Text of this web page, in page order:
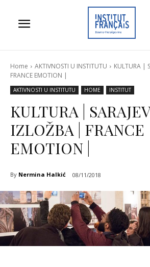
Home AKTIVNOSTI U INSTITUTU
KULTURA |
FRANCE EMOTION |
AKTIVNOSTI U INSTITUTU HOME INSTITUT
KULTURA |
IZLOŽBA | FRANCE
EMOTION |
By Nermina Halkić 08/11/2018